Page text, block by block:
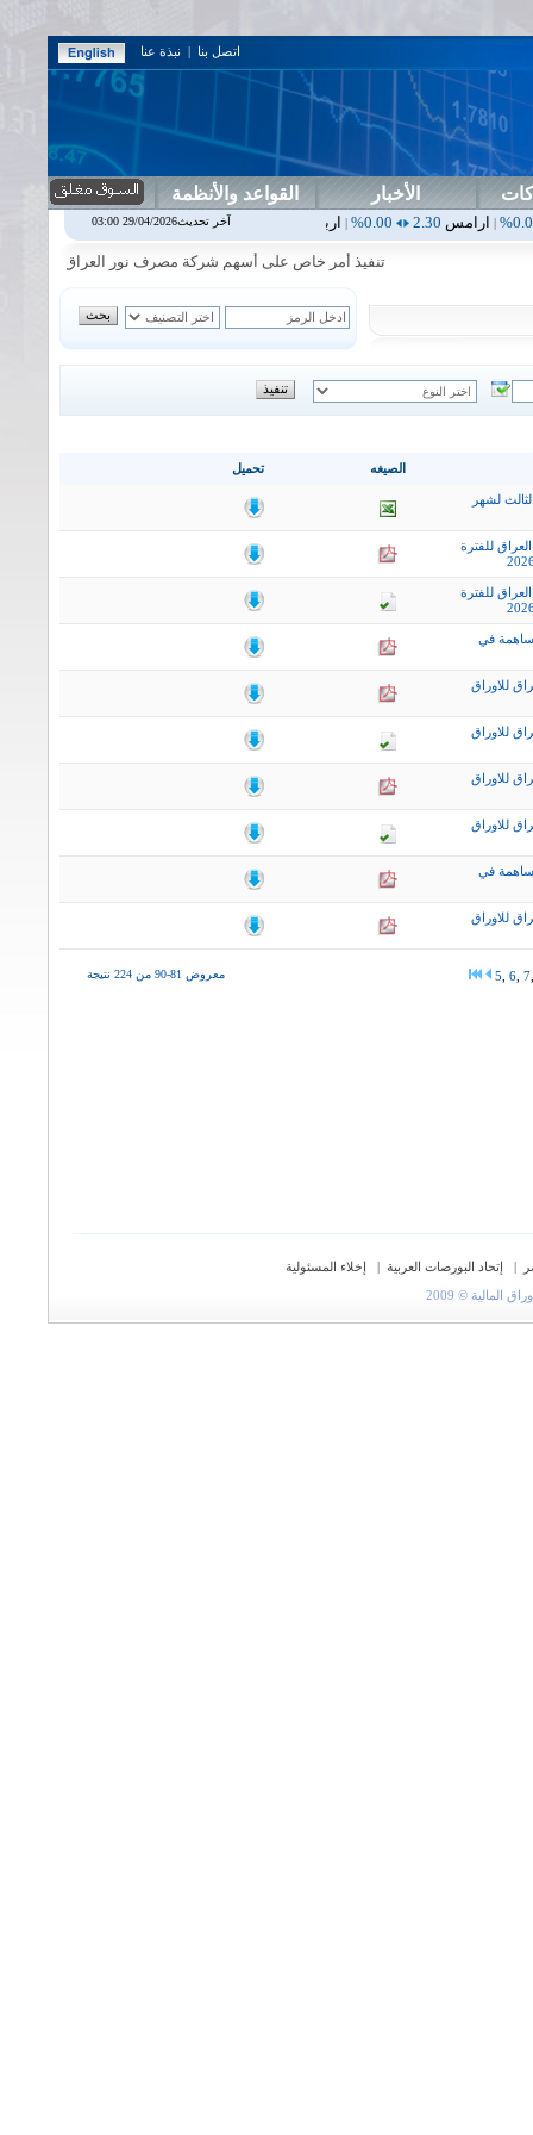
اتصل بنا | نبذة عنا
الأخبار القواعد والأنظمة
2.30
|اربيل 0.00
0.00%
|اسفنج1.87
تنفيذ أمر خاص على أسهم شركة مصرف نور العراق في جلسة الاربعاء
تحميل الصيغه
لشهر
للفترة
للفترة
في
للاوراق
للاوراق
للاوراق
للاوراق
في
للاوراق
معروض 81-90 من 224 نتيجة 5 6 7
| إتحاد البورصات العربية |
إخلاء المسئولية
© 2009